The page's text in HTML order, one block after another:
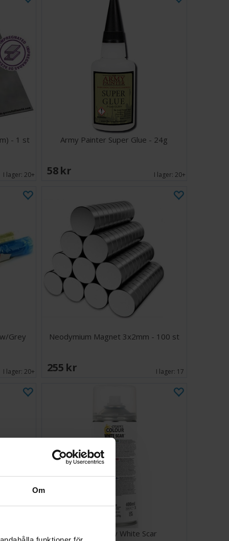
Om
- 1 st
I lager:20+
Army Painter Super Glue - 24g
58 SEK I lager:20+
Grey
I lager:20+
Neodymium Magnet 3x2mm - 100 st
255 SEK I lager: 17
Citadel Spray White Scar